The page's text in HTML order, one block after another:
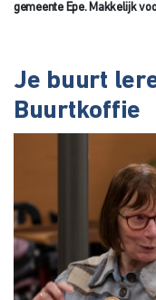
gemeente Epe. Makkelijk
Je buurt
Buurtkoffie